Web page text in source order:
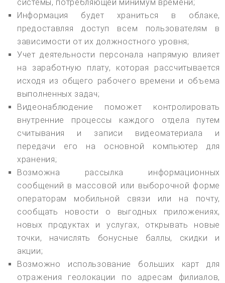
системы, потребляющей минимум времени;
Информация будет храниться в облаке,
предоставляя доступ всем пользователям в
зависимости от их должностного уровня;
Учет деятельности персонала напрямую влияет
на заработную плату, которая рассчитывается
исходя из общего рабочего времени и объема
выполненных задач;
Видеонаблюдение поможет контролировать
внутренние процессы каждого отдела путем
считывания и записи видеоматериала и
передачи его на основной компьютер для
хранения;
Возможна рассылка информационных
сообщений в массовой или выборочной форме
операторам мобильной связи или на почту,
сообщать новости о выгодных приложениях,
новых продуктах и услугах, открывать новые
точки, начислять бонусные баллы, скидки и
акции;
Возможно использование больших карт для
отражения геолокации по адресам филиалов,